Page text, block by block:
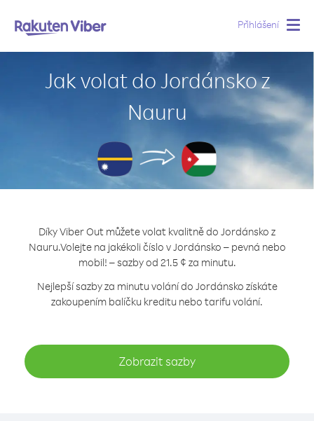
Přihlášení
Jak volat do Jordánsko z
Nauru
Díky Viber Out můžete volat kvalitně do Jordánsko z
Nauru.Volejte na jakékoli číslo v Jordánsko – pevná nebo
mobil! – sazby od 21.5 ¢ za minutu.
Nejlepší sazby za minutu volání do Jordánsko získáte
zakoupením balíčku kreditu nebo tarifu volání.
Zobrazit sazby